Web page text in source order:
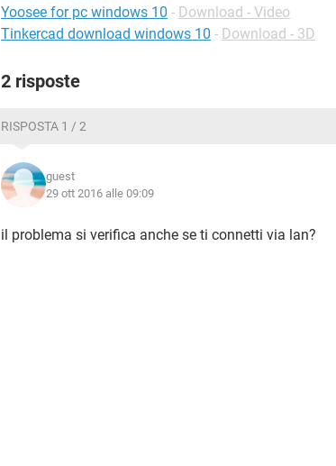
Yoosee for pc windows 10 - Download - Video
Tinkercad download windows 10 - Download - 3D
2 risposte
RISPOSTA 1 / 2
guest
29 ott 2016 alle 09:09
il problema si verifica anche se ti connetti via lan?